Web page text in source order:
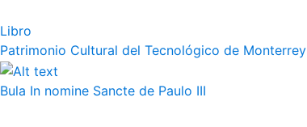
Libro
Patrimonio Cultural del Tecnológico de Monterrey
Bula In nomine Sancte de Paulo III